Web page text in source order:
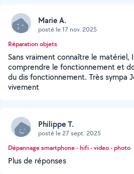
Marie A.
posté le 17 nov. 2025
Réparation objets
Sans vraiment connaître le matériel,
comprendre le fonctionnement et
du dis fonctionnement. Très sympa
vivement
Philippe T.
posté le 27 sept. 2025
Dépannage smartphone - hifi - video - photo
Plus de réponses